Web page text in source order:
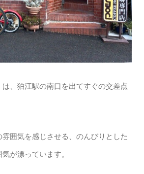
は、狛江駅の南口を出てすぐの交差点
囲気を感じさせる、のんびりとした
が漂っています。